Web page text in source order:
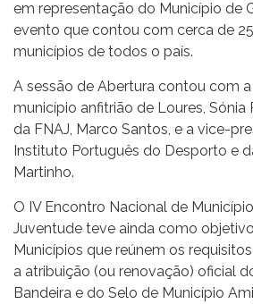
em representação do Município de
evento que contou com cerca de
municípios de todos o país.
A sessão de Abertura contou com
município anfitrião de Loures, Sónia
da FNAJ, Marco Santos, e a vice-
Instituto Português do Desporto e
Martinho.
O IV Encontro Nacional de
Juventude teve ainda como
Municípios que reúnem os
a atribuição (ou renovação) oficial
Bandeira e do Selo de Município